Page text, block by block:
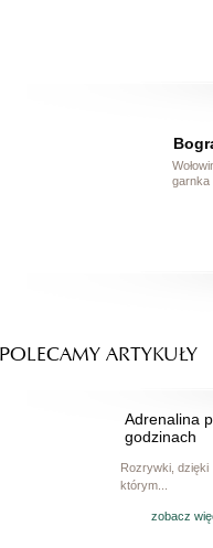
garnka
POLECAMY ARTYKUŁY
Adrenalina
godzinach
Rozrywki, dzięki
którym...
zobacz